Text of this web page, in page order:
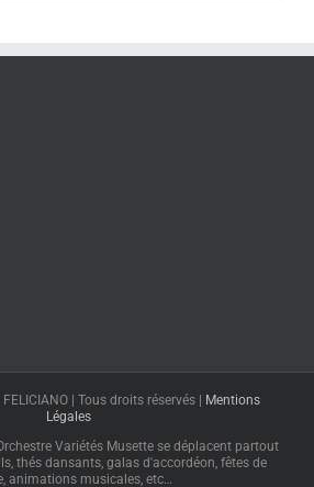
| Tous droits réservés |
Mentions
Légales
Variétés Musette se déplacent partout
thés dansants, galas d'accordéon, fêtes de
animations musicales, etc…